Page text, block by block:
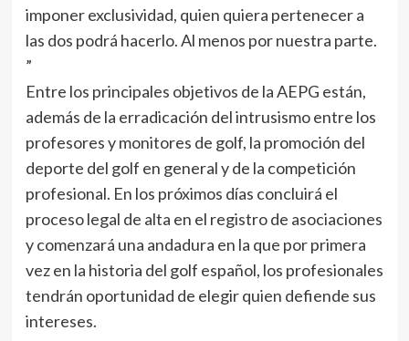
imponer exclusividad, quien quiera pertenecer a
las dos podrá hacerlo. Al menos por nuestra parte.
”
Entre los principales objetivos de la AEPG están,
además de la erradicación del intrusismo entre los
profesores y monitores de golf, la promoción del
deporte del golf en general y de la competición
profesional. En los próximos días concluirá el
proceso legal de alta en el registro de asociaciones
y comenzará una andadura en la que por primera
vez en la historia del golf español, los profesionales
tendrán oportunidad de elegir quien defiende sus
intereses.